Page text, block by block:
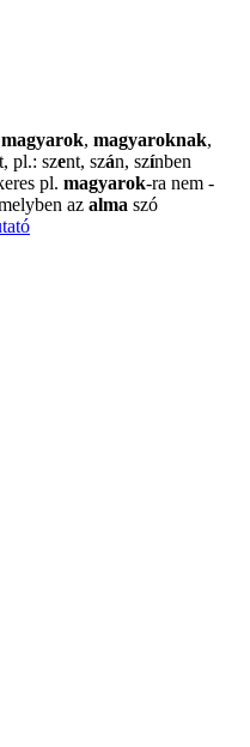
magyarok, magyaroknak,
pl.: szent, szán, színben
pl. magyarok-ra nem -
az alma szó